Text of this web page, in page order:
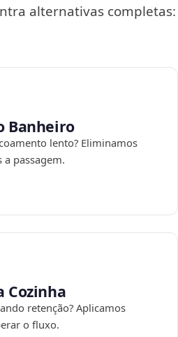
alternativas completas:
Banheiro
lento? Eliminamos
passagem.
Cozinha
retenção? Aplicamos
o fluxo.